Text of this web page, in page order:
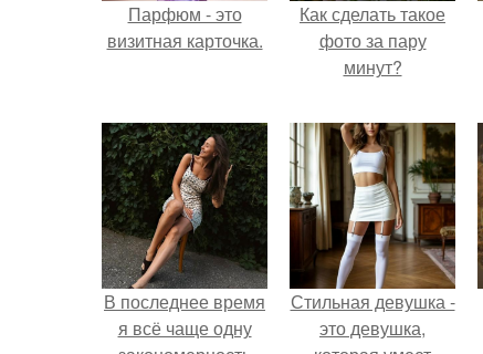
Парфюм - это
визитная карточка.
Как сделать такое
фото за пару
минут?
В последнее время
я всё чаще одну
Стильная девушка -
это девушка,